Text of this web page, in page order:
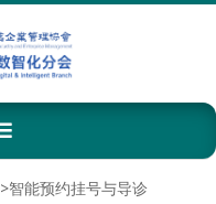
>智能预约挂号与导诊